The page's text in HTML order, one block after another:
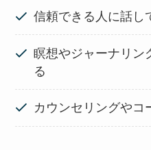
信頼できる人に話し
瞑想やジャーナリン
る
カウンセリングやコ